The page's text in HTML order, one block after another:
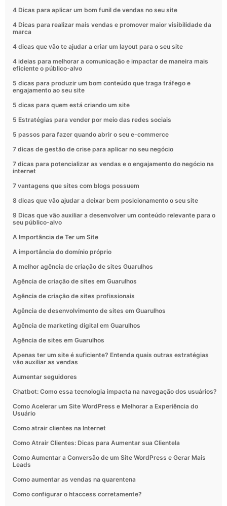
4 Dicas para aplicar um bom funil de vendas no seu site
4 Dicas para realizar mais vendas e promover maior visibilidade da
marca
4 dicas que vão te ajudar a criar um layout para o seu site
4 ideias para melhorar a comunicação e impactar de maneira mais
eficiente o público-alvo
5 dicas para produzir um bom conteúdo que traga tráfego e
engajamento ao seu site
5 dicas para quem está criando um site
5 Estratégias para vender por meio das redes sociais
5 passos para fazer quando abrir o seu e-commerce
7 dicas de gestão de crise para aplicar no seu negócio
7 dicas para potencializar as vendas e o engajamento do negócio na
internet
7 vantagens que sites com blogs possuem
8 dicas que vão ajudar a deixar bem posicionamento o seu site
9 Dicas que vão auxiliar a desenvolver um conteúdo relevante para o
seu público-alvo
A Importância de Ter um Site
A importância do domínio próprio
A melhor agência de criação de sites Guarulhos
Agência de criação de sites em Guarulhos
Agência de criação de sites profissionais
Agência de desenvolvimento de sites em Guarulhos
Agência de marketing digital em Guarulhos
Agência de sites em Guarulhos
Apenas ter um site é suficiente? Entenda quais outras estratégias
vão auxiliar as vendas
Aumentar seguidores
Chatbot: Como essa tecnologia impacta na navegação dos usuários?
Como Acelerar um Site WordPress e Melhorar a Experiência do
Usuário
Como atrair clientes na Internet
Como Atrair Clientes: Dicas para Aumentar sua Clientela
Como Aumentar a Conversão de um Site WordPress e Gerar Mais
Leads
Como aumentar as vendas na quarentena
Como configurar o htaccess corretamente?